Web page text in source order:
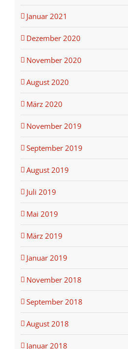
Januar 2021
Dezember 2020
November 2020
August 2020
März 2020
November 2019
September 2019
August 2019
Juli 2019
Mai 2019
März 2019
Januar 2019
November 2018
September 2018
August 2018
Januar 2018